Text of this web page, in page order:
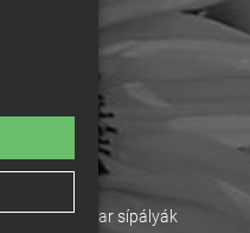
Magyar sípályák